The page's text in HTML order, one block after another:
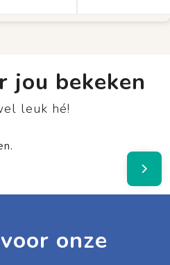
jou bekeken
leuk hé!
onze